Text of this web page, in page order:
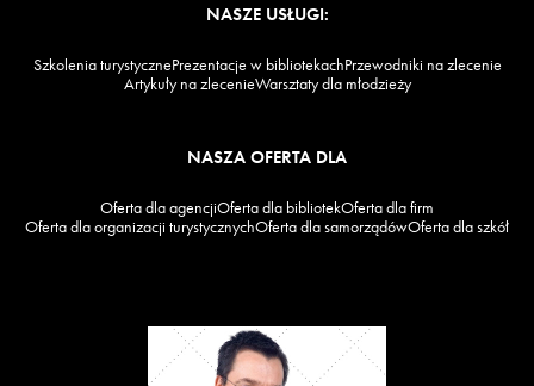
NASZE USŁUGI:
Szkolenia turystycznePrezentacje w bibliotekachPrzewodniki na zlecenie
Artykuły na zlecenieWarsztaty dla młodzieży
NASZA OFERTA DLA
Oferta dla agencjiOferta dla bibliotekOferta dla firm
Oferta dla organizacji turystycznychOferta dla samorządówOferta dla szkół